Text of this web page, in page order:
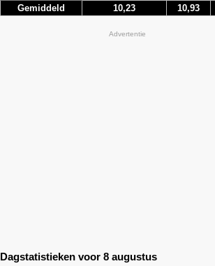
Gemiddeld 10,23 10,93
Advertentie
Dagstatistieken voor 8 augustus